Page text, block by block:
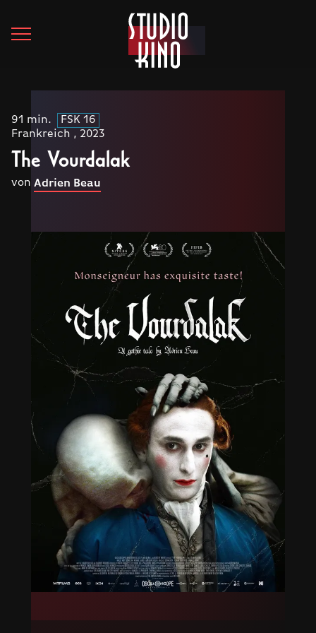
91 min.
FSK 16
Frankreich , 2023
The Vourdalak
von Adrien Beau